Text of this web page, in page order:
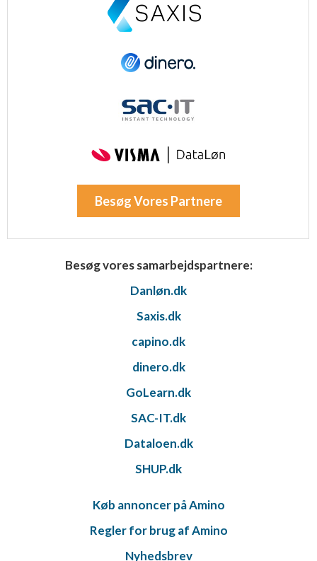
Besøg Vores Partnere
Besøg vores samarbejdspartnere:
Danløn.dk
Saxis.dk
capino.dk
dinero.dk
GoLearn.dk
SAC-IT.dk
Dataloen.dk
SHUP.dk
Køb annoncer på Amino
Regler for brug af Amino
Nyhedsbrev